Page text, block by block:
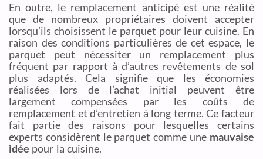
En outre, le remplacement anticipé est une réalité
que de nombreux propriétaires doivent accepter
lorsqu’ils choisissent le parquet pour leur cuisine. En
raison des conditions particulières de cet espace, le
parquet peut nécessiter un remplacement plus
fréquent par rapport à d’autres revêtements de sol
plus adaptés. Cela signifie que les économies
réalisées lors de l’achat initial peuvent être
largement compensées par les coûts de
remplacement et d’entretien à long terme. Ce facteur
fait partie des raisons pour lesquelles certains
experts considèrent le parquet comme une mauvaise
idée pour la cuisine.